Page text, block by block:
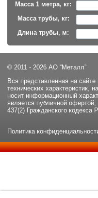
Масса 1 метра, кг:
Масса трубы, кг:
Длина трубы, м:
© 2011 - 2026 АО “Металл”
Вся представленная на
технических характеристик,
носит информационный
является публичной
437(2) Гражданского кодекса
Политика